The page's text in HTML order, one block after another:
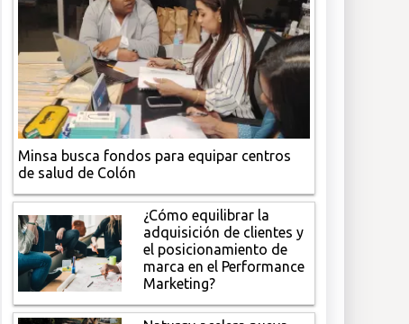
Minsa busca fondos para equipar centros
de salud de Colón
¿Cómo equilibrar la
adquisición de clientes y
el posicionamiento de
marca en el Performance
Marketing?